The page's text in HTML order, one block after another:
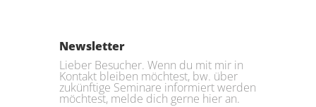
Newsletter
Lieber Besucher. Wenn du mit mir in
Kontakt bleiben möchtest, bw. über
zukünftige Seminare informiert werden
möchtest, melde dich gerne hier an.